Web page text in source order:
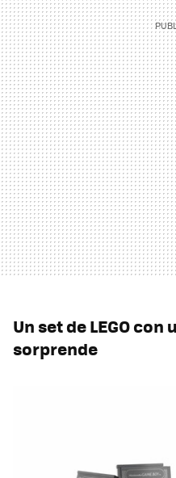
Un set de LEGO
sorprende